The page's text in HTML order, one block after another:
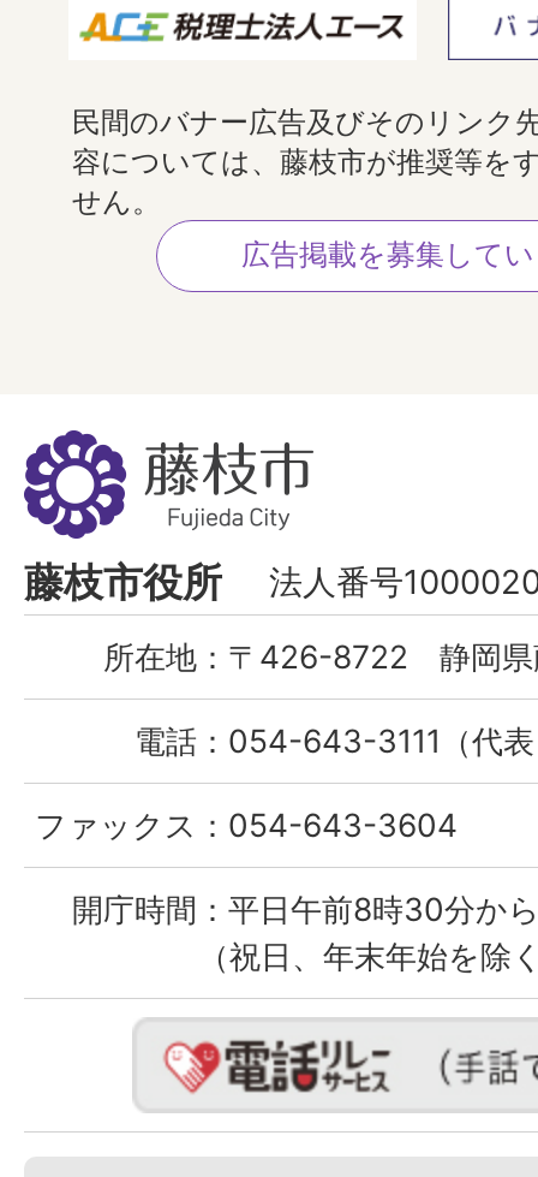
民間のバナー広告及びそのリンク
容については、藤枝市が推奨等を
せん。
広告掲載を募集して
藤
枝
市
Fujieda
City
藤枝市役所 法人番号
所在地： 〒426-8722 静岡県
電話： 054-643-3111（代
ファックス： 054-643-3604
開庁時間： 平日午前8時30分か
（祝日、年末年始を除